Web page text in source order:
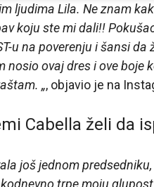
ljudima Lila. Ne znam
koju ste mi dali!!
u na poverenju i šansi
nosio ovaj dres i ove boje
„, objavio je na
Cabella želi da
još jednom
trpe moju